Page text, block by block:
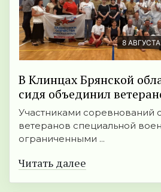
8 АВГУСТА
В Клинцах Брянской
сидя объединил
Участниками соревнований
ветеранов специальной
ограниченными ...
Читать далее